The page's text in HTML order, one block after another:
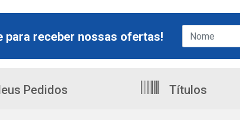
para receber nossas ofertas!
Pedidos Títulos